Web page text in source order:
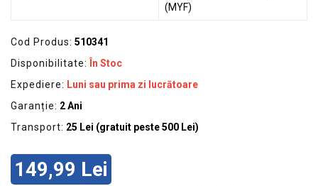
(MYF)
Cod Produs: 510341
Disponibilitate:
În Stoc
Expediere: Luni sau prima zi lucrătoare
Garanție: 2 Ani
Transport: 25 Lei (gratuit peste 500 Lei)
149,99 Lei